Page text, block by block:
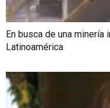
En busca de una
Latinoamérica